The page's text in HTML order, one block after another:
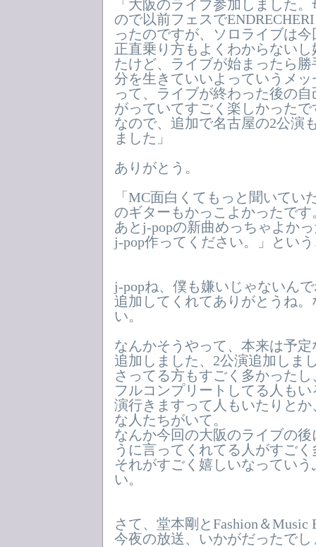
「大阪のライブ参加しました
ので以前フェスで
ったのですが、ソロライブは
正直乗り方もよくわからない
たけど、ライブが始まったら
分を生きていいよっていうメ
って、ライブが終わった後の
がっていてすごく楽しかったで
なので、追加で名古屋の2公演
ました」
ありがとう。
「MC面白くてもっと聞いてい
のギターもかっこよかったです
あとj-popの新曲めっちゃよか
j-pop作ってください。」とい
j-popね、僕も嫌いじゃないん
追加してくれてありがとうね
い。
なんかそうやって、本来は予
追加しました、2公演追加しま
さってる方もすごく多かったし
フルコンプリートしてる人も
演行きますって人もいたりと
な人たちがいて。
なんか今回の大阪のライブの
うに言ってくれてる人がすご
それがすごく嬉しいなってい
い。
さて、堂本剛とFashion＆
今夜の放送、いかがだったでし